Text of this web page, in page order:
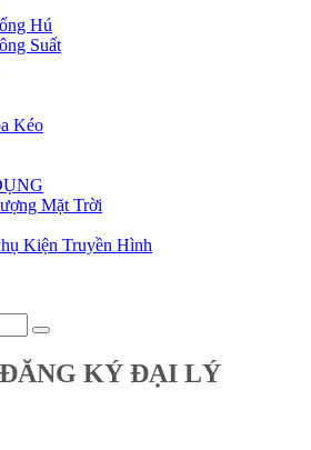
Hú
Suất
Kéo
Mặt Trời
Kiện Truyền Hình
KÝ ĐẠI LÝ